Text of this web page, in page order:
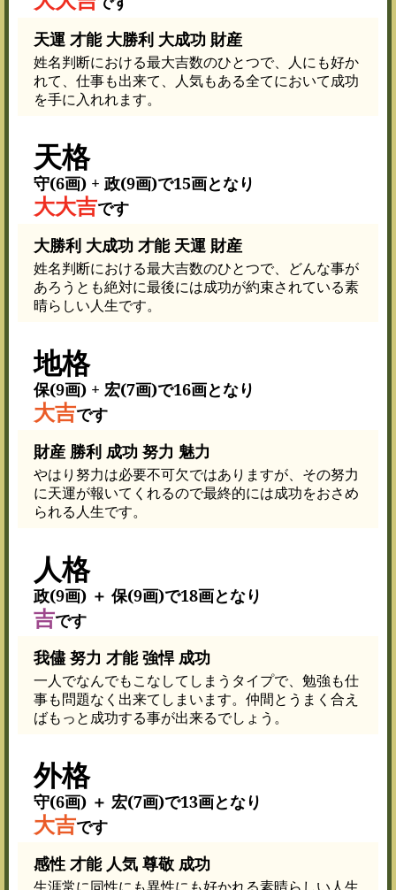
天運 才能 大勝利 大成功 財産
姓名判断における最大吉数のひとつで、人にも好か
れて、仕事も出来て、人気もある全てにおいて成功
を手に入れれます。
天格
守(6画) + 政(9画)で15画となり
大大吉です
大勝利 大成功 才能 天運 財産
姓名判断における最大吉数のひとつで、どんな事が
あろうとも絶対に最後には成功が約束されている素
晴らしい人生です。
地格
保(9画) + 宏(7画)で16画となり
大吉です
財産 勝利 成功 努力 魅力
やはり努力は必要不可欠ではありますが、その努力
に天運が報いてくれるので最終的には成功をおさめ
られる人生です。
人格
政(9画) ＋ 保(9画)で18画となり
吉です
我儘 努力 才能 強悍 成功
一人でなんでもこなしてしまうタイプで、勉強も仕
事も問題なく出来てしまいます。仲間とうまく合え
ばもっと成功する事が出来るでしょう。
外格
守(6画) ＋ 宏(7画)で13画となり
大吉です
感性 才能 人気 尊敬 成功